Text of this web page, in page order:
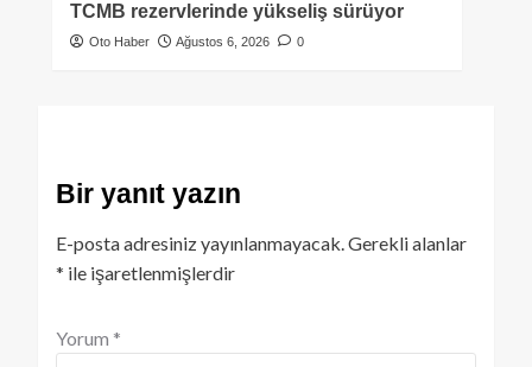
TCMB rezervlerinde yükseliş sürüyor
Oto Haber Ağustos 6, 2026 0
Bir yanıt yazın
E-posta adresiniz yayınlanmayacak.Gerekli alanlar
* ile işaretlenmişlerdir
Yorum *